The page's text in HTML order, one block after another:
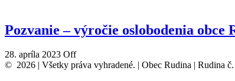
Pozvanie – výročie oslobodenia obce
28. apríla 2023 Off
© 2026 | Všetky práva vyhradené. | Obec Rudina | Rudina